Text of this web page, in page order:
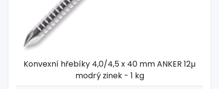
Konvexní hřebíky 4,0/4,5 x 40 mm ANKER 12µ
modrý zinek - 1 kg